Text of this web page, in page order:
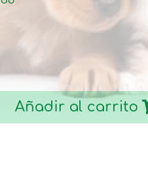
21,40€
Añadir al carrito